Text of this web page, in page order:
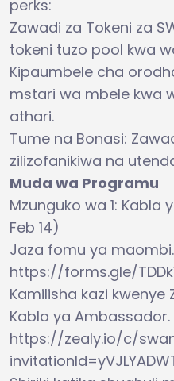
perks:
Zawadi za Tokeni za
tokeni tuzo pool kwa
Kipaumbele cha
mstari wa mbele kwa
athari.
Tume na Bonasi:
zilizofanikiwa na
Muda wa Programu
Mzunguko wa 1: Kabla
Feb 14)
Jaza fomu ya maombi.
https://forms.gle/
Kamilisha kazi
Kabla ya Ambassador.
https://zealy.io/c/